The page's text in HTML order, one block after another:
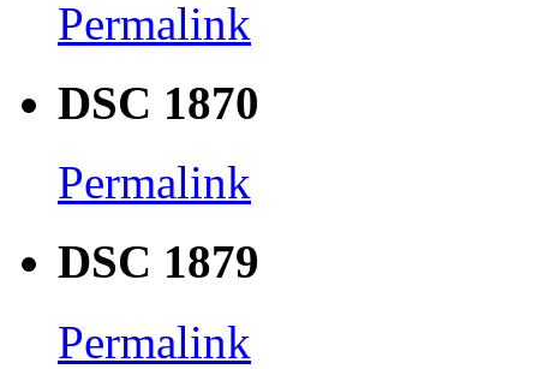
Permalink
DSC 1870
Permalink
DSC 1879
Permalink